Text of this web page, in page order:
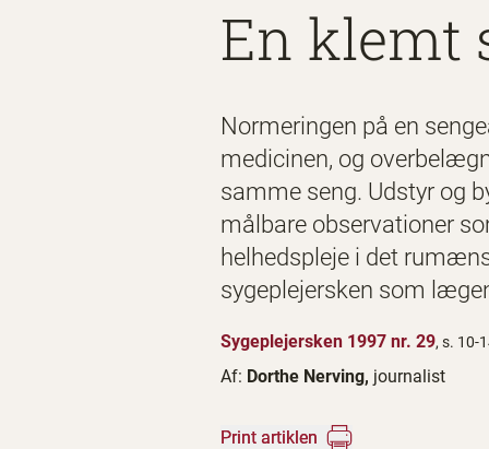
En klemt
Normeringen på en
medicinen, og
samme seng. Udstyr og
målbare observationer
helhedspleje i det
sygeplejersken som
Sygeplejersken 1997 nr. 29, s. 10-
Af: Dorthe Nerving, journalist
Print artiklen